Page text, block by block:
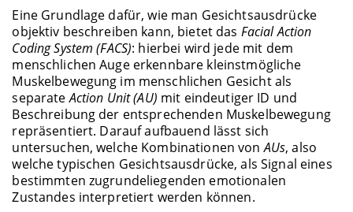
Eine Grundlage dafür, wie man Gesichtsausdrücke
objektiv beschreiben kann, bietet das Facial Action
Coding System (FACS): hierbei wird jede mit dem
menschlichen Auge erkennbare kleinstmögliche
Muskelbewegung im menschlichen Gesicht als
separateAction Unit (AU) mit eindeutiger ID und
Beschreibung der entsprechenden Muskelbewegung
repräsentiert. Darauf aufbauend lässt sich
untersuchen, welche Kombinationen vonAUs, also
welche typischen Gesichtsausdrücke, als Signal eines
bestimmten zugrundeliegenden emotionalen
Zustandes interpretiert werden können.